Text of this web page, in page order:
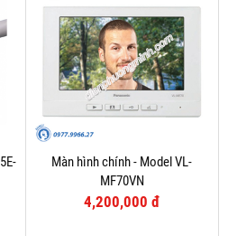
Màn hình chính - Model VL-
MF70VN
4,200,000 đ